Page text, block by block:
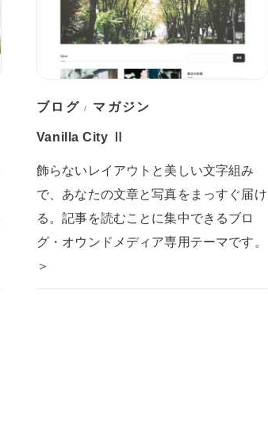
ブログ / マガジン
Vanilla City Ⅱ
飾らないレイアウトと美しい文字組み
で、あなたの文章と写真をまっすぐ届け
る。記事を読むことに集中できるブロ
グ・オウンドメディア専用テーマです。
＞